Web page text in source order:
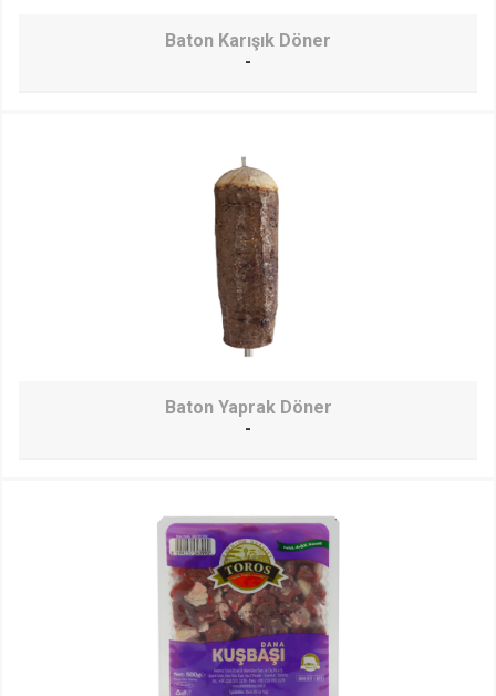
Baton Karışık Döner
-
Baton Yaprak Döner
-